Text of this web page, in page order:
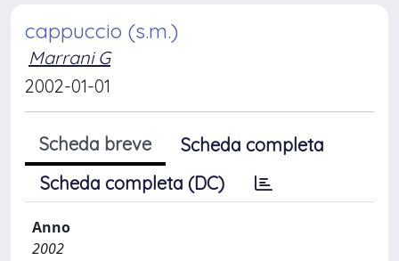
cappuccio (s.m.)
Marrani G
2002-01-01
Scheda breve
Scheda completa
Scheda completa (DC)
Anno
2002